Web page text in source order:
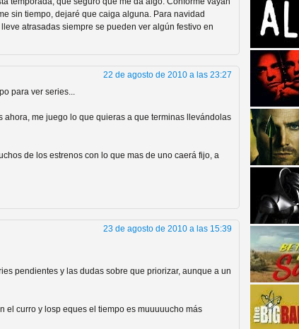
de Series de
de cine y
sin tiempo, dejaré que caiga alguna. Para navidad
atrasadas siempre se pueden ver algún festivo en
22 de agosto de 2010 a las 23:27
para ver series...
ahora, me juego lo que quieras a que terminas llevándolas
de los estrenos con lo que mas de uno caerá fijo, a
23 de agosto de 2010 a las 15:39
pendientes y las dudas sobre que priorizar, aunque a un
el curro y losp eques el tiempo es muuuuucho más